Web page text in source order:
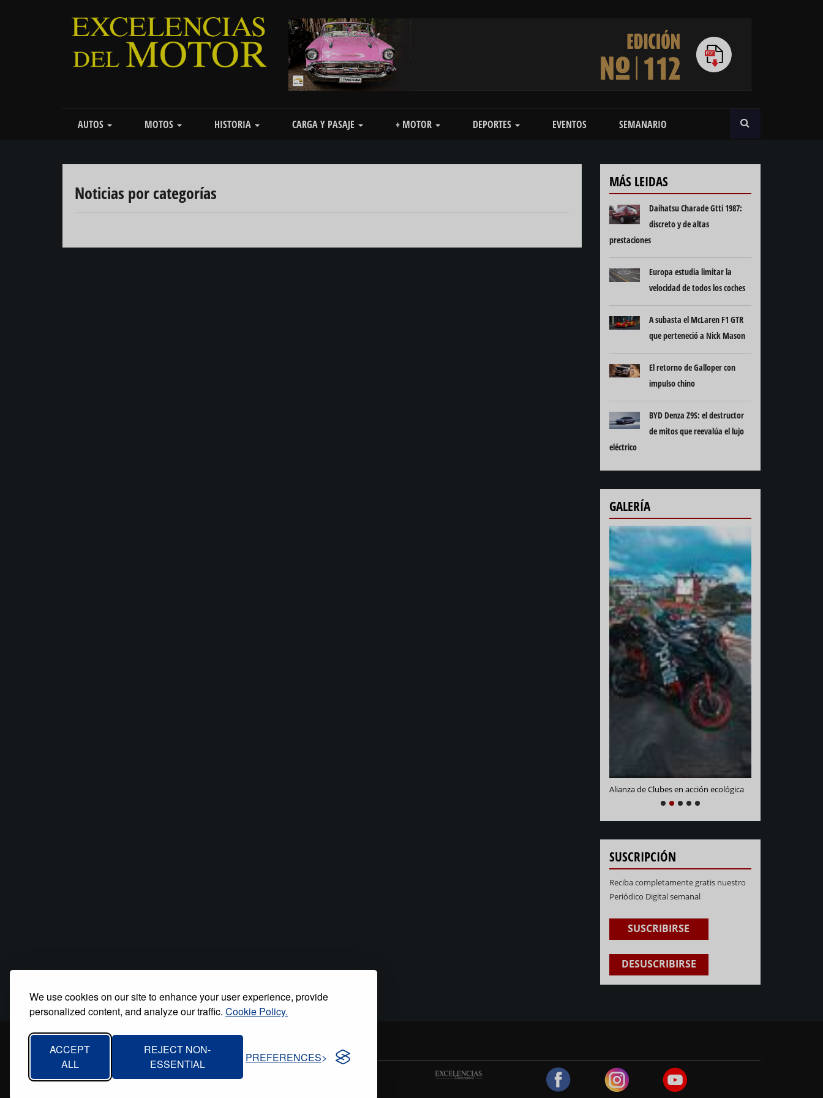
We use cookies on our site to enhance your user experience, provide
personalized content, and analyze our traffic. Cookie Policy.
ACCEPT
ALL
REJECT NON-
ESSENTIAL
PREFERENCES
Main
navigation
AUTOS MOTOS HISTORIA CARGA Y PASAJE + MOTOR DEPORTES EVENTOS SEMANARIO
Noticias por categorías
MÁS LEIDAS
Daihatsu Charade Gtti 1987:
discreto y de altas
prestaciones
Europa estudia limitar la
velocidad de todos los coches
A subasta el McLaren F1 GTR
que perteneció a Nick Mason
El retorno de Galloper con
impulso chino
BYD Denza Z9S: el destructor
de mitos que reevalúa el lujo
eléctrico
GALERÍA
Alianza de Clubes en acción ecológica
PREVIOUS
SUSCRIPCIÓN
Reciba completamente gratis nuestro
Periódico Digital semanal
SUSCRIBIRSE
DESUSCRIBIRSE
Footer
menu
Inicio Quiénes somos Contacto